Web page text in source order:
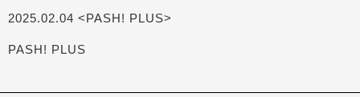
2025.02.04 <PASH! PLUS>
PASH! PLUS